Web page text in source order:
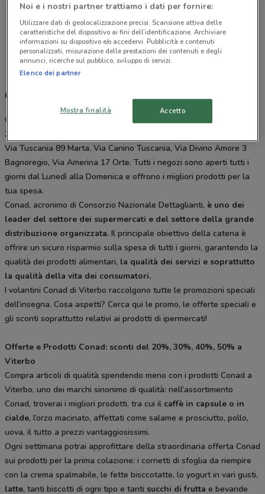
Via Canino Tuscania
15.1 km
CHIUSO
Tutti i negozi Conad
Gli sconti del nuovo volantino Conad e i negozi
Conad è presente in vari punti della città: lo trovi in Via I. Garbini
23/F Viterbo, Via Cassia 65 Montefiascone, Via Eugenio Iv Vetralla,
Via Tuscania 89 Marta, Via Canino Tuscania, Via Divino Amore 3
Bagnoregio, Via Amerina 17 Orte. Tutti i negozi sono aperti tutti i
giorni dal Lunedì alla Domenica e offrono i migliori prodotti per la
tua spesa.
Conad, acronimo di Consorzio Nazionale Dettaglianti, è uno dei
leader del settore dei supermercati e del settore della grande
distribuzione organizzata. Il principale obiettivo della catena è
offrire un sicuro risparmio sulla spesa di tutti i giorni, garantendo la
qualità dei prodotti alimentari, la qualità dei servizi e soprattutto
la qualità della vita dei consumatori.
I volantini Conad di Viterbo raccolgono tutte le promozioni speciali
dell’insegna. Cosa aspetti? Cerca qui le promo, le offerte speciali e
gli sconti soprattutto relativi ai prodotti di ipermercati!
Offerte e Prodotti Conad: sconti del 20%, 30%, 40%, 50% a
Viterbo
Compra articoli di qualità spendendo meno con i prodotti Conad a
Viterbo, uno dei marchi sinonimo di qualità: nell’assortimento
Conad, troverai i migliori prodotti, tra cui il caffè in capsule o in
cialde, l’orzo macinato, affettati come salame e prosciutto, pollo,
uova, il tutto a prezzi vantaggiosissimi.
Ogni settimana potrai approfittare della straordinaria offerta Conad
sui prodotti per la prima colazione: i cornetti di sfoglia da riempire
con la crema spalmabile, le fette bisccotatte, lo yogurt in vari gusti,
latte, tanti biscotti di ogni tipo e tanti succhi di frutta e bevande
Noi e i nostri partner trattiamo i dati per fornire:
Utilizzare dati di geolocalizzazione precisi. Scansione attiva delle
caratteristiche del dispositivo ai fini dell’identificazione. Archiviare
informazioni su dispositivo e/o accedervi. Pubblicità e contenuti
personalizzati, misurazione delle prestazioni dei contenuti e degli
annunci, ricerche sul pubblico, sviluppo di servizi.
Elenco dei partner
Mostra finalità Accetto